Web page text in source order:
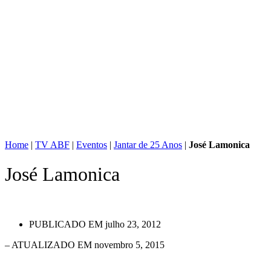
Home | TV ABF | Eventos | Jantar de 25 Anos | José Lamonica
José Lamonica
PUBLICADO EM julho 23, 2012
– ATUALIZADO EM novembro 5, 2015